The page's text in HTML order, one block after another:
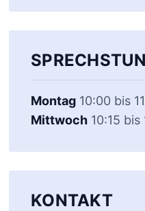
Montag 10:00 bis
Mittwoch 10:15 bis
KONTAKT